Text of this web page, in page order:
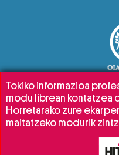
Tokiko informazioa
modu librean kontatzea
Horretarako zure
maitatzeko modurik